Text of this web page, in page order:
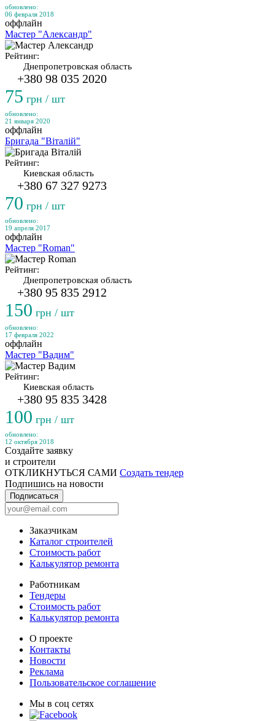
обновлено:
06 февраля 2018
оффлайн
Мастер "Александр"
Рейтинг:
Днепропетровская область
+380 98 035 2020
75 грн / шт
обновлено:
21 января 2020
оффлайн
Бригада "Віталій"
Рейтинг:
Киевская область
+380 67 327 9273
70 грн / шт
обновлено:
19 апреля 2017
оффлайн
Мастер "Roman"
Рейтинг:
Днепропетровская область
+380 95 835 2912
150 грн / шт
обновлено:
17 февраля 2022
оффлайн
Мастер "Вадим"
Рейтинг:
Киевская область
+380 95 835 3428
100 грн / шт
обновлено:
12 октября 2018
Создайте заявку
и строители
ОТКЛИКНУТЬСЯ САМИ Создать тендер
Подпишись на новости
Подписаться
Заказчикам
Каталог строителей
Стоимость работ
Калькулятор ремонта
Работникам
Тендеры
Стоимость работ
Калькулятор ремонта
О проекте
Контакты
Новости
Реклама
Пользовательское соглашение
Мы в соц сетях